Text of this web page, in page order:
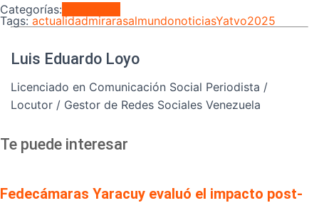
Categorías:
Tags:actualidadmirarasalmundonoticiasYatvo2025
Luis Eduardo Loyo
Licenciado en Comunicación Social Periodista /
Locutor / Gestor de Redes Sociales Venezuela
Te puede interesar
Fedecámaras Yaracuy evaluó el impacto post-